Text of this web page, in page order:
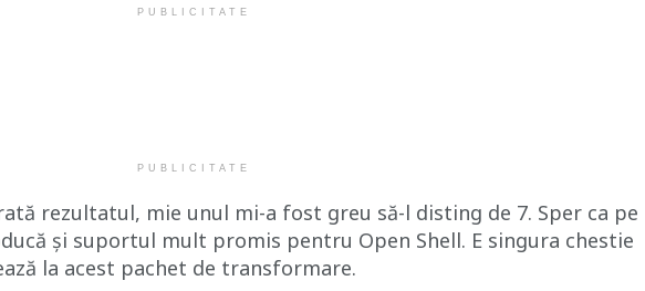
PUBLICITATE
PUBLICITATE
rezultatul, mie unul mi-a fost greu să-l disting de 7. Sper ca pe
și suportul mult promis pentru Open Shell. E singura chestie
la acest pachet de transformare.